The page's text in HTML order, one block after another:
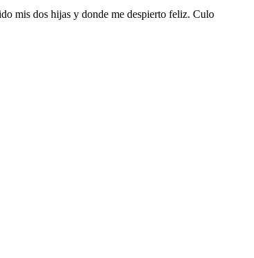
mis dos hijas y donde me despierto feliz. Culo